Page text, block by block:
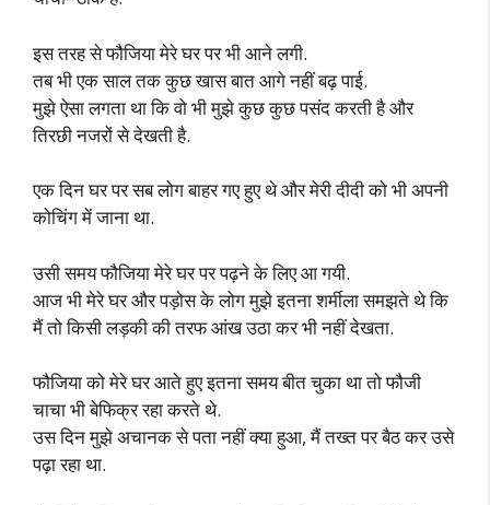
इस तरह से फौजिया मेरे घर पर भी आने लगी.
तब भी एक साल तक कुछ खास बात आगे नहीं बढ़ पाई.
मुझे ऐसा लगता था कि वो भी मुझे कुछ कुछ पसंद करती है और
तिरछी नजरों से देखती है.
एक दिन घर पर सब लोग बाहर गए हुए थे और मेरी दीदी को भी अपनी
कोचिंग में जाना था.
उसी समय फौजिया मेरे घर पर पढ़ने के लिए आ गयी.
आज भी मेरे घर और पड़ोस के लोग मुझे इतना शर्मीला समझते थे कि
मैं तो किसी लड़की की तरफ आंख उठा कर भी नहीं देखता.
फौजिया को मेरे घर आते हुए इतना समय बीत चुका था तो फौजी
चाचा भी बेफिक्र रहा करते थे.
उस दिन मुझे अचानक से पता नहीं क्या हुआ, मैं तख्त पर बैठ कर उसे
पढ़ा रहा था.